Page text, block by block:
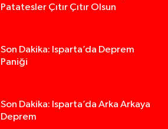
Patatesler Çıtır Çıtır Olsun
Son Dakika: Isparta’da Deprem
Paniği
Son Dakika: Isparta’da Arka Arkaya
Deprem